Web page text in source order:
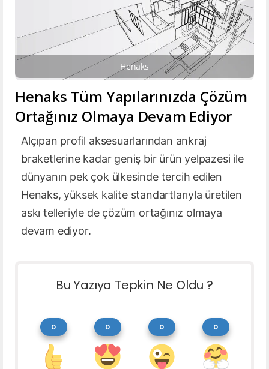
Henaks
Henaks Tüm Yapılarınızda Çözüm
Ortağınız Olmaya Devam Ediyor
Alçıpan profil aksesuarlarından ankraj
braketlerine kadar geniş bir ürün yelpazesi ile
dünyanın pek çok ülkesinde tercih edilen
Henaks, yüksek kalite standartlarıyla üretilen
askı telleriyle de çözüm ortağınız olmaya
devam ediyor.
Bu Yazıya Tepkin Ne Oldu ?
0 0 0 0